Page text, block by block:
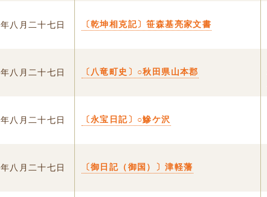
八月二十七日 〔乾坤相克記〕笹森基亮家文書
八月二十七日 〔八竜町史〕○秋田県山本郡
八月二十七日 〔永宝日記〕○鰺ケ沢
八月二十七日 〔御日記（御国）〕津軽藩